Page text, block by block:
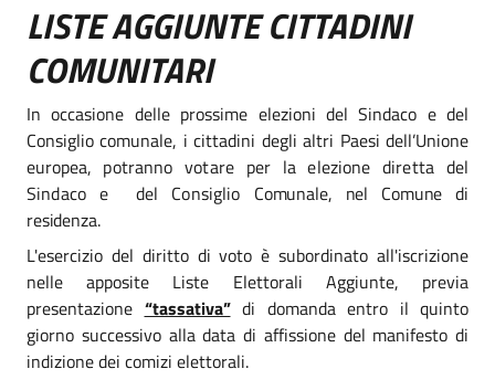
LISTE AGGIUNTE CITTADINI
COMUNITARI
In occasione delle prossime elezioni del Sindaco e del
Consiglio comunale, i cittadini degli altri Paesi dell’Unione
europea, potranno votare per la elezione diretta del
Sindaco e del Consiglio Comunale, nel Comune di
residenza.
L'esercizio del diritto di voto è subordinato all'iscrizione
nelle apposite Liste Elettorali Aggiunte, previa
presentazione “tassativa”di domanda entro il quinto
giorno successivo alla data di affissione del manifesto di
indizione dei comizi elettorali.